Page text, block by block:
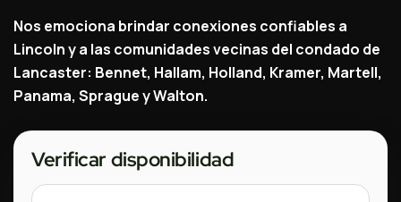
Nos emociona brindar conexiones confiables a
Lincoln y a las comunidades vecinas del condado de
Lancaster: Bennet, Hallam, Holland, Kramer, Martell,
Panama, Sprague y Walton.
Verificar disponibilidad